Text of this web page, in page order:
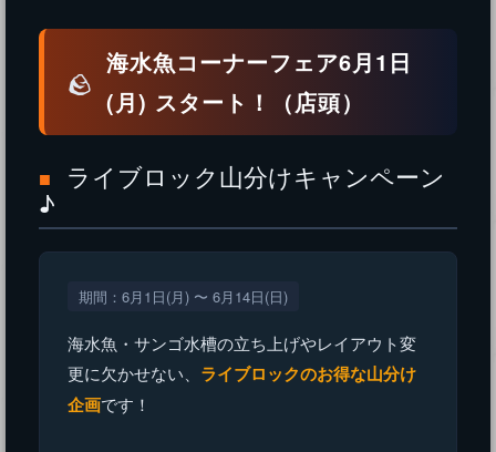
🪨
海水魚コーナーフェア6月1日
(月) スタート！
（店頭）
■ ライブロック山分けキャンペーン
♪
期間：6月1日(月) 〜 6月14日(日)
海水魚・サンゴ水槽の立ち上げやレイアウト変
更に欠かせない、 ライブロックのお得な山分け
企画です！